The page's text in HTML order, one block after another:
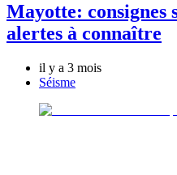
Mayotte: consignes
alertes à connaître
il y a 3 mois
Séisme